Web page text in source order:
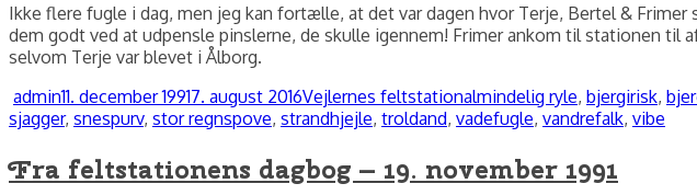
Ikke flere fugle i dag, men jeg kan fortælle, at det var dagen hvor Terje, Bertel &
dem godt ved at udpensle pinslerne, de skulle igennem! Frimer ankom til stationen til
selvom Terje var blevet i Ålborg.
Forfatter
adminUdgivet
11. december 19917. august 2016Kategorier
Vejlernes feltstationTags
almindelig ryle, bjergirisk,
sjagger, snespurv, stor regnspove, strandhjejle, troldand, vadefugle, vandrefalk, vibe
Fra feltstationens dagbog – 19. november 1991